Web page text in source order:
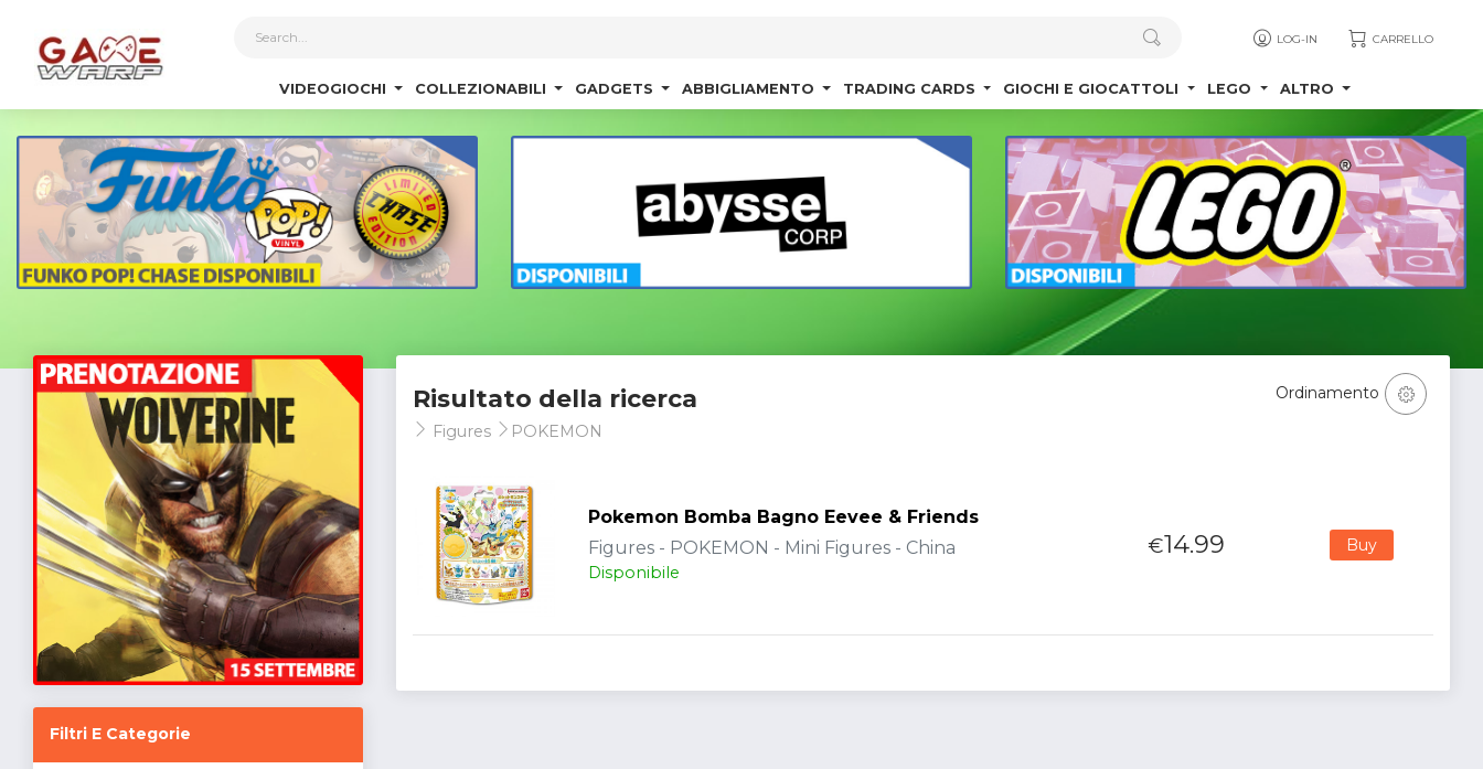
LOG-IN CARRELLO
VIDEOGIOCHI COLLEZIONABILI GADGETS ABBIGLIAMENTO TRADING CARDS GIOCHI E GIOCATTOLI LEGO ALTRO
Filtri E Categorie
Risultato della ricerca
Figures POKEMON
Ordinamento
Pokemon Bomba Bagno Eevee & Friends
Figures - POKEMON - Mini Figures - China
Disponibile
€14.99 Buy